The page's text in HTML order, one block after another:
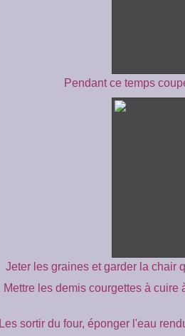
Pendant ce temps
Jeter les graines et garder la chair
Mettre les demis courgettes à
Les sortir du four, éponger l'eau